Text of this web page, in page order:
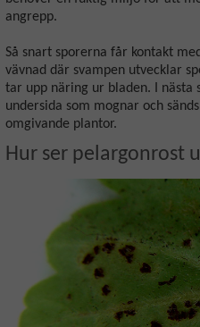
angrepp.
Så snart sporerna får kontakt
vävnad där svampen utvecklar
tar upp näring ur bladen. I nästa
undersida som mognar och
omgivande plantor.
Hur ser pelargonrost